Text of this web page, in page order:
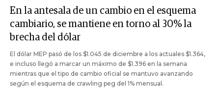
En la antesala de un cambio en el esquema
cambiario, se mantiene en torno al 30% la
brecha del dólar
El dólar MEP pasó de los $1.045 de diciembre a los actuales $1.364,
e incluso llegó a marcar un máximo de $1.396 en la semana
mientras que el tipo de cambio oficial se mantuvo avanzando
según el esquema de crawling peg del 1% mensual.